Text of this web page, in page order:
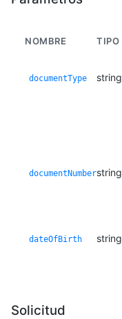
NOMBRE TIPO
documentType string
documentNumberstring
dateOfBirth string
Solicitud